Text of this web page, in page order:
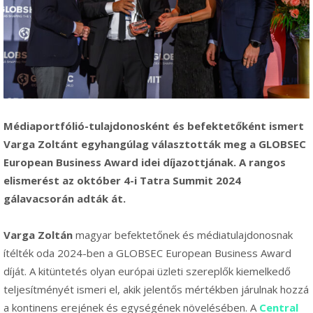
Médiaportfólió-tulajdonosként és befektetőként ismert
Varga Zoltánt egyhangúlag választották meg a GLOBSEC
European Business Award idei díjazottjának. A rangos
elismerést az október 4-i Tatra Summit 2024
gálavacsorán adták át.
Varga Zoltán magyar befektetőnek és médiatulajdonosnak
ítélték oda 2024-ben a GLOBSEC European Business Award
díját. A kitüntetés olyan európai üzleti szereplők kiemelkedő
teljesítményét ismeri el, akik jelentős mértékben járulnak hozzá
a kontinens erejének és egységének növelésében. A Central